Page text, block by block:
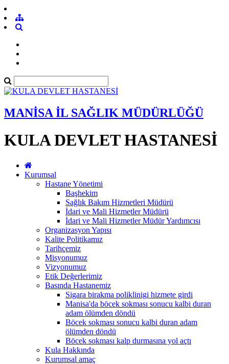
MANİSA İL SAĞLIK MÜDÜRLÜĞÜ
KULA DEVLET HASTANESİ
Kurumsal
Hastane Yönetimi
Başhekim
Sağlık Bakım Hizmetleri Müdürü
İdari ve Mali Hizmetler Müdürü
İdari ve Mali Hizmetler Müdür Yardımcısı
Organizasyon Yapısı
Kalite Politikamız
Tarihçemiz
Misyonumuz
Vizyonumuz
Etik Değerlerimiz
Basında Hastanemiz
Sigara birakma poliklinigi hizmete girdi
Manisa'da böcek sokması sonucu kalbi duran
adam ölümden döndü
Böcek sokması sonucu kalbi duran adam
ölümden döndü
Böcek sokması kalp durmasına yol açtı
Kula Hakkında
Kurumsal amaç